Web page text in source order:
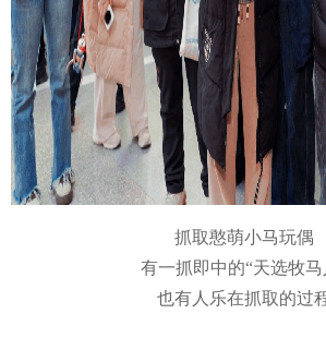
抓取憨萌小马玩偶
有一抓即中的“天选牧马
也有人乐在抓取的过